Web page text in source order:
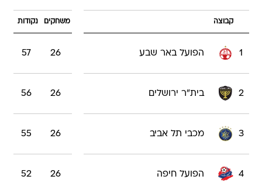
קבוצה משחקים נקודות
1 הפועל באר שבע 26
57
2 בית"ר ירושלים 26
56
3 מכבי תל אביב 26
55
4 הפועל חיפה 26
52